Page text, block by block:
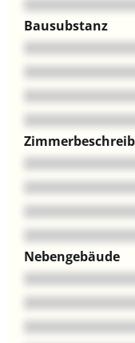
Bausubstanz
Nebengebäude